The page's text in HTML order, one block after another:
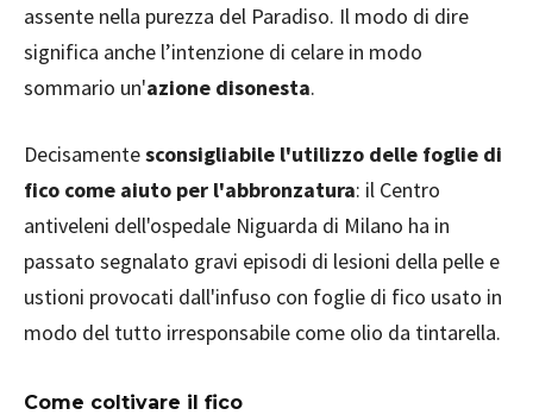
assente nella purezza del Paradiso. Il modo di dire
significa anche l’intenzione di celare in modo
sommario un'azione disonesta.
Decisamentesconsigliabile l'utilizzo delle foglie di
fico come aiuto per l'abbronzatura: il Centro
antiveleni dell'ospedale Niguarda di Milano ha in
passato segnalato gravi episodi di lesioni della pelle e
ustioni provocati dall'infuso con foglie di fico usato in
modo del tutto irresponsabile come olio da tintarella.
Come coltivare il fico